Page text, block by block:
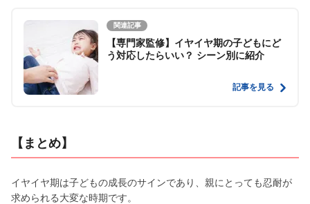
関連記事
【専門家監修】イヤイヤ期の子どもにど
う対応したらいい？ シーン別に紹介
記事を見る
【まとめ】
イヤイヤ期は子どもの成長のサインであり、親にとっても忍耐が
求められる大変な時期です。